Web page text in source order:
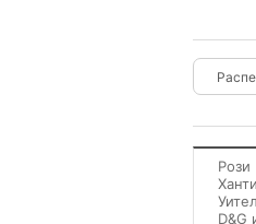
Рози
D&G